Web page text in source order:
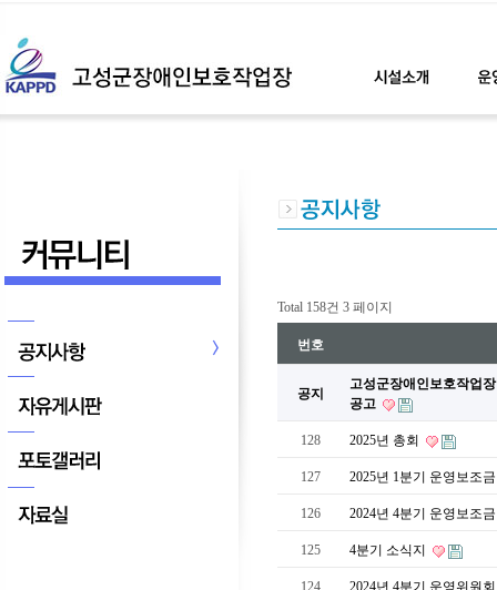
Total 158건 3 페이지
번호
공지
고성군장애인보호작업
공고
128 2025년 총회
127 2025년 1분기 운영보조
126 2024년 4분기 운영보조
125 4분기 소식지
124 2024년 4분기 운영위원